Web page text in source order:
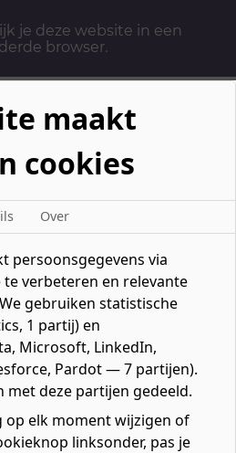
je deze website in een
browser.
maakt
cookies
Over
persoonsgegevens via
verbeteren en relevante
gebruiken statistische
1 partij) en
Microsoft, LinkedIn,
Pardot — 7 partijen).
met deze partijen gedeeld.
op elk moment wijzigen of
linksonder, pas je